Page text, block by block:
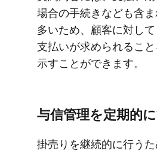
場合の​手続きなども​含
多いため、​顧客に​対し
支払いが​求められる​こ
示すことができます。
与信管理を​定期的
掛売りを​継続的に​行う​た